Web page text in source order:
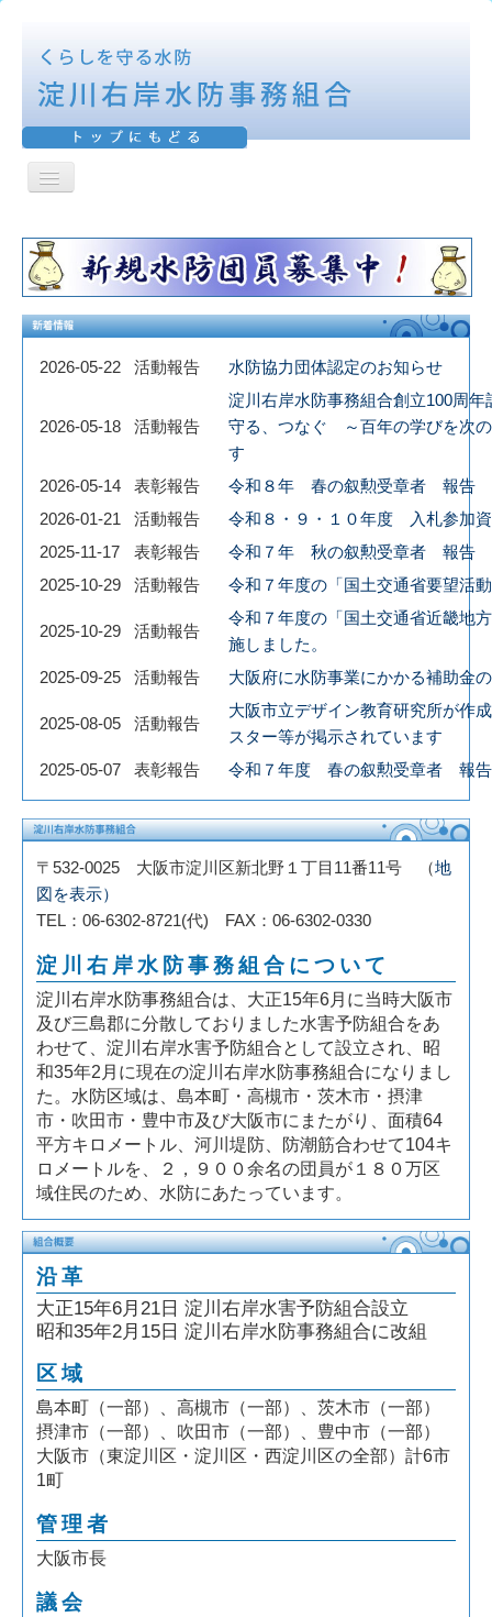
ナ
ー
シ
ョ
ン
を
切
り
替
活動報告
表彰報告
防御区域
水防工法
機構図
水防の歴史
例規集
会計
団員・協力団体募集
2026-05-22 活動報告 水防協力団体認定のお知らせ
2026-05-18 活動報告
淀川右岸水防事務組合創立100周
守る、つなぐ ～百年の学びを次
す
2026-05-14
表彰報告
令和８年 春の叙勲受章者 報告
2026-01-21
活動報告
令和８・９・１０年度 入札参加
2025-11-17
表彰報告
令和７年 秋の叙勲受章者 報告
2025-10-29
活動報告 令和７年度の「国土交通省要望活
2025-10-29 活動報告
令和７年度の「国土交通省近畿地
施しました。
2025-09-25
活動報告 大阪府に水防事業にかかる補助金
2025-08-05 活動報告
大阪市立デザイン教育研究所が作
スター等が掲示されています
2025-05-07
表彰報告 令和７年度 春の叙勲受章者 報告
〒532-0025 大阪市淀川区新北野１丁目11番11号 （地
図を表示）
TEL：06-6302-8721(代) FAX：06-6302-0330
淀川右岸水防事務組合について
淀川右岸水防事務組合は、大正15年6月に当時大阪市
及び三島郡に分散しておりました水害予防組合をあ
わせて、淀川右岸水害予防組合として設立され、昭
和35年2月に現在の淀川右岸水防事務組合になりまし
た。水防区域は、島本町・高槻市・茨木市・摂津
市・吹田市・豊中市及び大阪市にまたがり、面積64
平方キロメートル、河川堤防、防潮筋合わせて104キ
ロメートルを、２，９００余名の団員が１８０万区
域住民のため、水防にあたっています。
沿革
大正15年6月21日 淀川右岸水害予防組合設立
昭和35年2月15日 淀川右岸水防事務組合に改組
区域
島本町（一部）、高槻市（一部）、茨木市（一部）
摂津市（一部）、吹田市（一部）、豊中市（一部）
大阪市（東淀川区・淀川区・西淀川区の全部）計6市
1町
管理者
大阪市長
議会